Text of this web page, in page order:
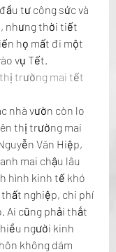
tư công sức và
nhưng thời tiết
họ mất đi một
vụ Tết.
trường mai tết
nhà vườn còn lo
thị trường mai
Văn Hiệp,
mai chậu lâu
hình kinh tế khó
nghiệp, chi phí
Ai cũng phải thắt
người kinh
không dám